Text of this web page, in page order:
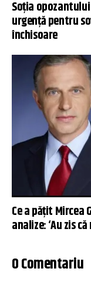
Soţia
urgenţă pentru
închisoare
Ce a pățit Mircea
analize: ‘Au zis
0 Comentariu